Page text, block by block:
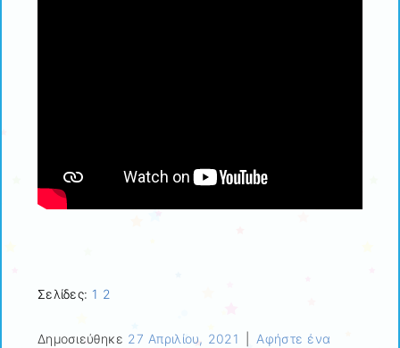
Σελίδες: 1 2
Δημοσιεύθηκε 27 Απριλίου, 2021
Αφήστε ένα